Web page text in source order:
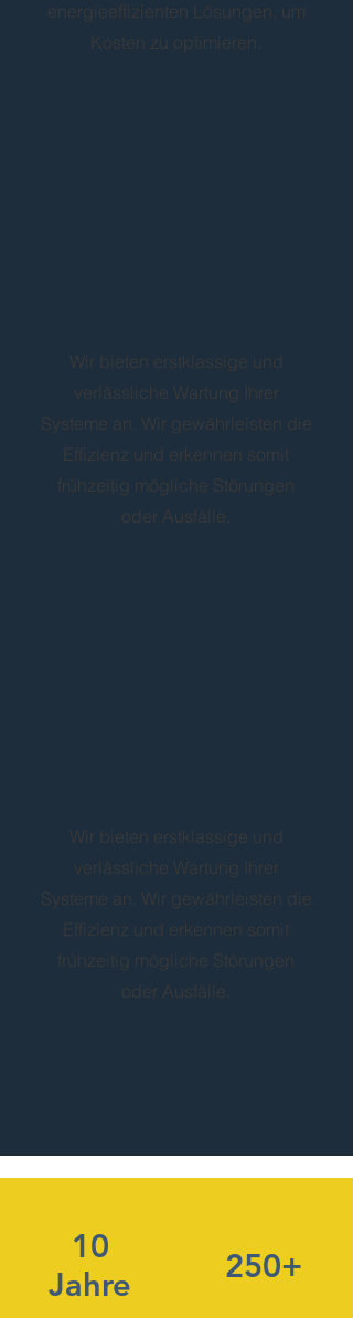
energieeffizienten Lösungen, um
Kosten zu optimieren.
Wir bieten erstklassige und
verlässliche Wartung Ihrer
Systeme an. Wir gewährleisten die
Effizienz und erkennen somit
frühzeitig mögliche Störungen
oder Ausfälle.
Wir bieten erstklassige und
verlässliche Wartung Ihrer
Systeme an. Wir gewährleisten die
Effizienz und erkennen somit
frühzeitig mögliche Störungen
oder Ausfälle.
10
Jahre
250+